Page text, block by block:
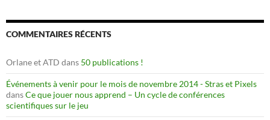
COMMENTAIRES RÉCENTS
Orlane et ATD dans 50 publications !
Événements à venir pour le mois de novembre 2014 - Stras et Pixels
dansCe que jouer nous apprend – Un cycle de conférences
scientifiques sur le jeu